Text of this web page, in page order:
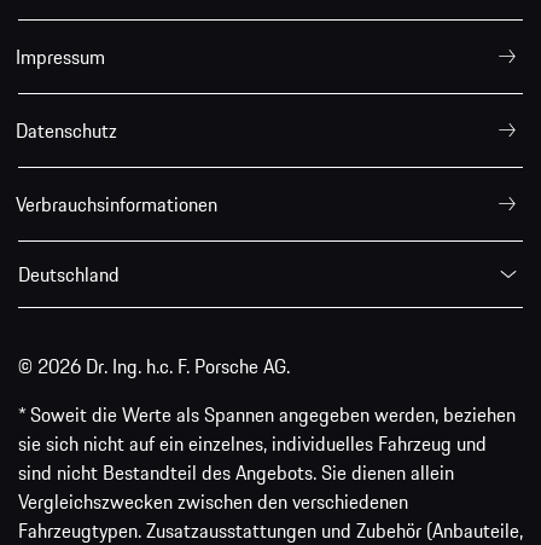
Impressum
Datenschutz
Verbrauchsinformationen
Deutschland
© 2026 Dr. Ing. h.c. F. Porsche AG.
* Soweit die Werte als Spannen angegeben werden, beziehen
sie sich nicht auf ein einzelnes, individuelles Fahrzeug und
sind nicht Bestandteil des Angebots. Sie dienen allein
Vergleichszwecken zwischen den verschiedenen
Fahrzeugtypen. Zusatzausstattungen und Zubehör (Anbauteile,